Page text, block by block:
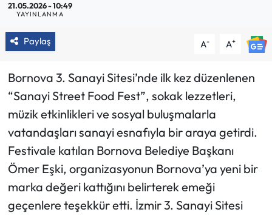
21.05.2026 - 10:49
YAYINLANMA
Paylaş A- A+
Bornova 3. Sanayi Sitesi’nde ilk kez düzenlenen
“Sanayi Street Food Fest”, sokak lezzetleri,
müzik etkinlikleri ve sosyal buluşmalarla
vatandaşları sanayi esnafıyla bir araya getirdi.
Festivale katılan Bornova Belediye Başkanı
Ömer Eşki, organizasyonun Bornova’ya yeni bir
marka değeri kattığını belirterek emeği
geçenlere teşekkür etti. İzmir 3. Sanayi Sitesi